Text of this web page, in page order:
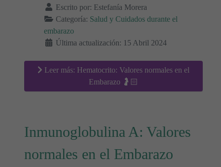
Escrito por: Estefanía Morera
Categoría: Salud y Cuidados durante el
embarazo
Última actualización: 15 Abril 2024
Leer más: Hematocrito: Valores normales en el
Embarazo 🤰🏻
Inmunoglobulina A: Valores
normales en el Embarazo